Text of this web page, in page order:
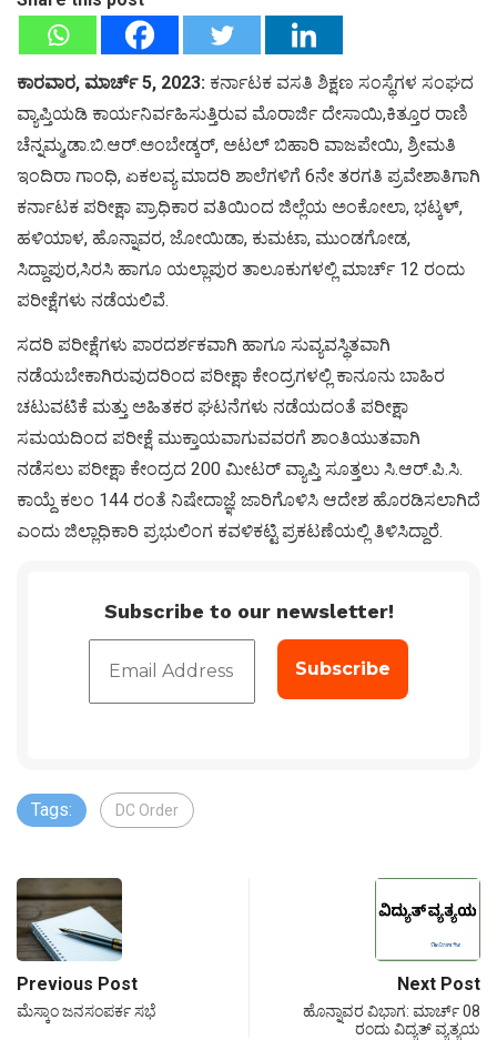
ಕಾರವಾರ, ಮಾರ್ಚ್ 5, 2023: ಕರ್ನಾಟಕ ವಸತಿ ಶಿಕ್ಷಣ ಸಂಸ್ಥೆಗಳ ಸಂಘದ
ವ್ಯಾಪ್ತಿಯಡಿ ಕಾರ್ಯನಿರ್ವಹಿಸುತ್ತಿರುವ ಮೊರಾರ್ಜಿ ದೇಸಾಯಿ,ಕಿತ್ತೂರ ರಾಣಿ
ಚೆನ್ನಮ್ಮ,ಡಾ.ಬಿ.ಆರ್.ಅಂಬೇಡ್ಕರ್, ಅಟಲ್ ಬಿಹಾರಿ ವಾಜಪೇಯಿ, ಶ್ರೀಮತಿ
ಇಂದಿರಾ ಗಾಂಧಿ, ಏಕಲವ್ಯ ಮಾದರಿ ಶಾಲೆಗಳಿಗೆ 6ನೇ ತರಗತಿ ಪ್ರವೇಶಾತಿಗಾಗಿ
ಕರ್ನಾಟಕ ಪರೀಕ್ಷಾ ಪ್ರಾಧಿಕಾರ ವತಿಯಿಂದ ಜಿಲ್ಲೆಯ ಅಂಕೋಲಾ, ಭಟ್ಕಳ್,
ಹಳಿಯಾಳ, ಹೊನ್ನಾವರ, ಜೋಯಿಡಾ, ಕುಮಟಾ, ಮುಂಡಗೋಡ,
ಸಿದ್ದಾಪುರ,ಸಿರಸಿ ಹಾಗೂ ಯಲ್ಲಾಪುರ ತಾಲೂಕುಗಳಲ್ಲಿ ಮಾರ್ಚ್ 12 ರಂದು
ಪರೀಕ್ಷೆಗಳು ನಡೆಯಲಿವೆ.
ಸದರಿ ಪರೀಕ್ಷೆಗಳು ಪಾರದರ್ಶಕವಾಗಿ ಹಾಗೂ ಸುವ್ಯವಸ್ಥಿತವಾಗಿ
ನಡೆಯಬೇಕಾಗಿರುವುದರಿಂದ ಪರೀಕ್ಷಾ ಕೇಂದ್ರಗಳಲ್ಲಿ ಕಾನೂನು ಬಾಹಿರ
ಚಟುವಟಿಕೆ ಮತ್ತು ಅಹಿತಕರ ಘಟನೆಗಳು ನಡೆಯದಂತೆ ಪರೀಕ್ಷಾ
ಸಮಯದಿಂದ ಪರೀಕ್ಷೆ ಮುಕ್ತಾಯವಾಗುವವರಗೆ ಶಾಂತಿಯುತವಾಗಿ
ನಡೆಸಲು ಪರೀಕ್ಷಾ ಕೇಂದ್ರದ 200 ಮೀಟರ್ ವ್ಯಾಪ್ತಿ ಸೂತ್ತಲು ಸಿ.ಆರ್.ಪಿ.ಸಿ.
ಕಾಯ್ದೆ ಕಲಂ 144 ರಂತೆ ನಿಷೇದಾಜ್ಞೆ ಜಾರಿಗೊಳಿಸಿ ಆದೇಶ ಹೊರಡಿಸಲಾಗಿದೆ
ಎಂದು ಜಿಲ್ಲಾಧಿಕಾರಿ ಪ್ರಭುಲಿಂಗ ಕವಳಿಕಟ್ಟಿ ಪ್ರಕಟಣೆಯಲ್ಲಿ ತಿಳಿಸಿದ್ದಾರೆ.
Subscribe to our newsletter!
Tags: DC Order
Previous Post
ಮೆಸ್ಕಾಂ ಜನಸಂಪರ್ಕ ಸಭೆ
Next Post
ಹೊನ್ನಾವರ ವಿಭಾಗ: ಮಾರ್ಚ್ 08
ರಂದು ವಿದ್ಯತ್ ವ್ಯತ್ಯಯ